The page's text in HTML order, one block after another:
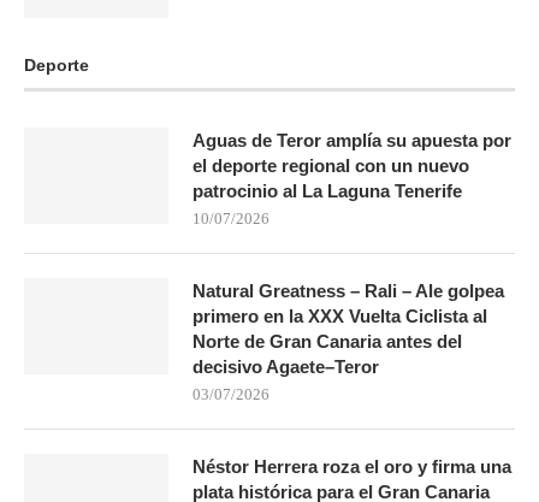
Deporte
Aguas de Teror amplía su apuesta por
el deporte regional con un nuevo
patrocinio al La Laguna Tenerife
10/07/2026
Natural Greatness – Rali – Ale golpea
primero en la XXX Vuelta Ciclista al
Norte de Gran Canaria antes del
decisivo Agaete–Teror
03/07/2026
Néstor Herrera roza el oro y firma una
plata histórica para el Gran Canaria